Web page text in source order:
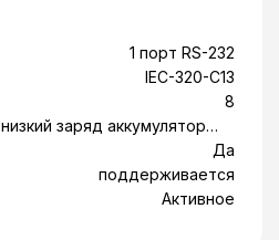
1 порт RS-232
IEC-320-C13
8
низкий заряд аккумулятора,
Обрыв вводной линии,
перегрев, сбой системы
Да
поддерживается
Активное